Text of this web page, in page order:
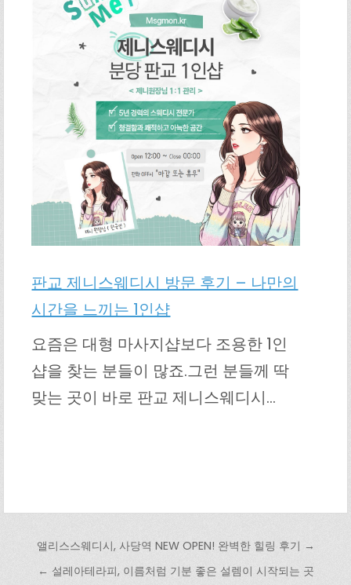
판교 제니스웨디시 방문 후기 – 나만의
시간을 느끼는 1인샵
요즘은 대형 마사지샵보다 조용한 1인
샵을 찾는 분들이 많죠.그런 분들께 딱
맞는 곳이 바로 판교 제니스웨디시…
글 탐색
앨리스스웨디시, 사당역 NEW OPEN! 완벽한 힐링 후기 →
← 설레아테라피, 이름처럼 기분 좋은 설렘이 시작되는 곳